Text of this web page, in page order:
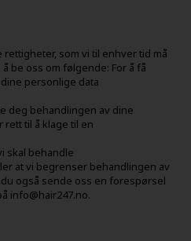
som vi til enhver tid må
be oss om følgende: For å få
personlige data
deg behandlingen av dine
til å klage til en
skal behandle
at vi begrenser behandlingen av
også sende oss en forespørsel
info@hair247.no.